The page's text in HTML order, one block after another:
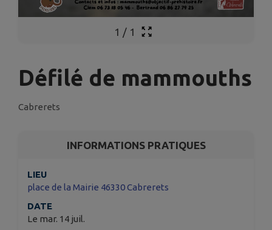
1 / 1
Défilé de mammouths
Cabrerets
INFORMATIONS PRATIQUES
LIEU
place de la Mairie 46330 Cabrerets
DATE
Le mar. 14 juil.